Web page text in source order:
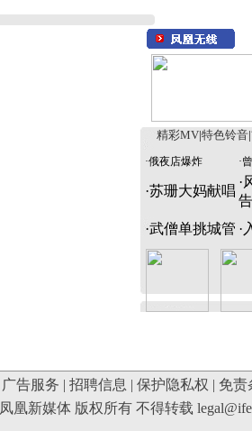
精彩MV 特色铃音
·俄夜店爆炸 ·
·苏珊大妈献唱
·
告
·武僧单挑城管 ·
广告服务 | 招聘信息 | 保护隐私权 | 免责
凤凰新媒体 版权所有 不得转载